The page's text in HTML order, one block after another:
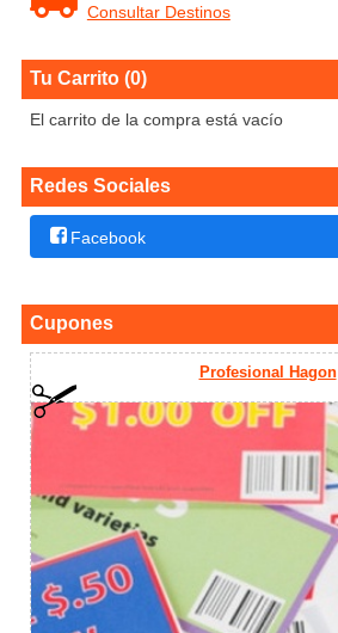
Consultar Destinos
Tu Carrito (0)
El carrito de la compra está vacío
Redes Sociales
Facebook
Cupones
Profesional Hagon